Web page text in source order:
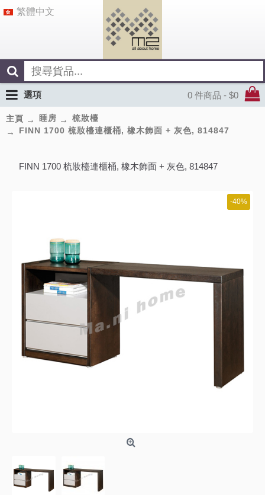
繁體中文
0 件商品 - $0
選項
主頁 睡房
梳妝檯
FINN 1700 梳妝檯連櫃桶, 橡木飾面 + 灰色, 814847
FINN 1700 梳妝檯連櫃桶, 橡木飾面 + 灰色, 814847
-40%